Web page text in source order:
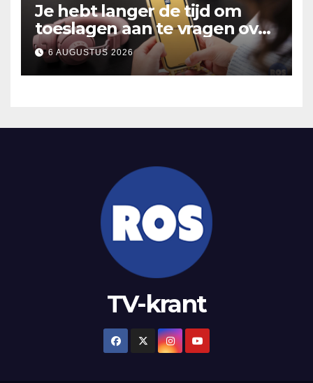
Je hebt langer de tijd om
toeslagen aan te vragen over
2025
6 AUGUSTUS 2026
TV-krant